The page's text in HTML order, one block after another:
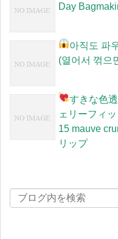
Day
아직도 파
(열어서 꺾으
すきな色
ェリーフィ
15 mauve
リップ